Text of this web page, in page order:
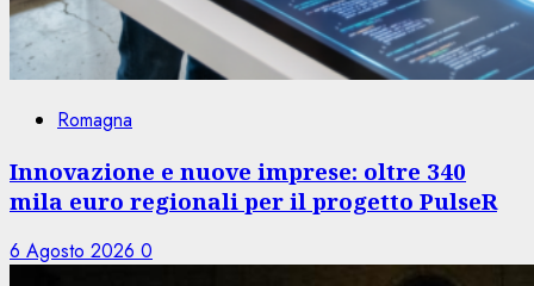
Romagna
Innovazione e nuove imprese: oltre 340
mila euro regionali per il progetto PulseR
6 Agosto 2026 0